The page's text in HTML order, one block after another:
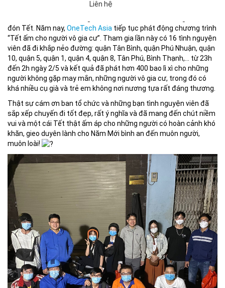
Liên hệ
bên gia đình thì đâu đó trên đường phố TP HCM vẫn còn những
đón Tết. Năm nay, OneTech Asia tiếp tục phát động chương trình
“Tết ấm cho người vô gia cư”. Tham gia lần này có 16 tình nguyện
viên đã đi khắp nẻo đường: quận Tân Bình, quận Phú Nhuận, quận
10, quận 5, quận 1, quận 4, quận 8, Tân Phú, Bình Thạnh,… từ 23h
đến 2h ngày 2/5 và kết quả đã phát hơn 400 bao lì xì cho những
người không gặp may mắn, những người vô gia cư, trong đó có
khá nhiều cụ già và trẻ em không nơi nương tựa rất đáng thương.
Thật sự cám ơn ban tổ chức và những bạn tình nguyện viên đã
sắp xếp chuyến đi tốt đẹp, rất ý nghĩa và đã mang đến chút niềm
vui và một cái Tết thật ấm áp cho những người có hoàn cảnh khó
khăn, gieo duyên lành cho Năm Mới bình an đến muôn người,
muôn loài!